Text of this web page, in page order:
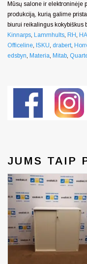
Mūsų salone ir elektroninėje
produkciją, kurią galime
biurui reikalingus kokybiškus
Kinnarps, Lammhults, RH,
Officeline, ISKU, drabert,
edsbyn, Materia, Mitab,
JUMS TAIP